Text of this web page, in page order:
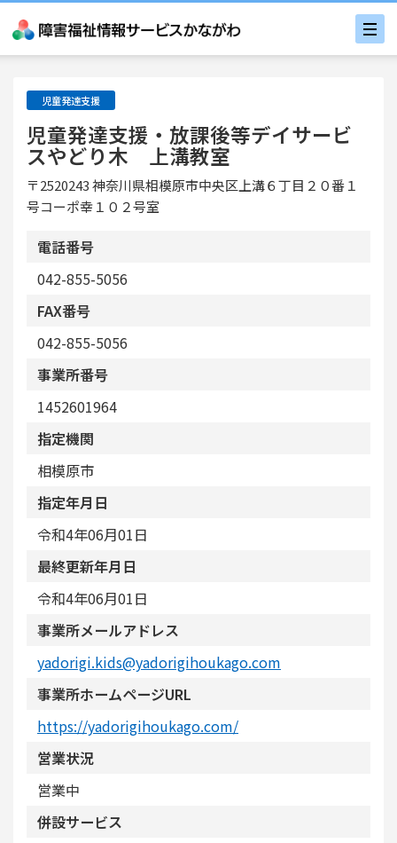
児童発達支援
児童発達支援・放課後等デイサービ
スやどり木 上溝教室
〒2520243 神奈川県相模原市中央区上溝６丁目２０番１
号コーポ幸１０２号室
電話番号
042-855-5056
FAX番号
042-855-5056
事業所番号
1452601964
指定機関
相模原市
指定年月日
令和4年06月01日
最終更新年月日
令和4年06月01日
事業所メールアドレス
yadorigi.kids@yadorigihoukago.com
事業所ホームページURL
https://yadorigihoukago.com/
営業状況
営業中
併設サービス